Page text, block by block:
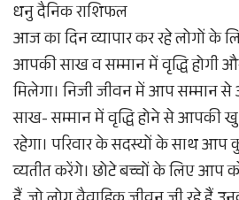
धनु दैनिक राशिफल
आज का दिन व्यापार कर रहे लोगों के
आपकी साख व सम्मान में वृद्धि होगी
मिलेगा। निजी जीवन में आप सम्मान
साख- सम्मान में वृद्धि होने से आपकी
रहेगा। परिवार के सदस्यों के साथ आप
व्यतीत करेंगे। छोटे बच्चों के लिए आप